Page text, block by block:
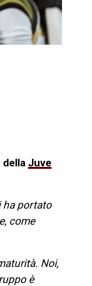
della Juve
ha portato
come
Noi,
è